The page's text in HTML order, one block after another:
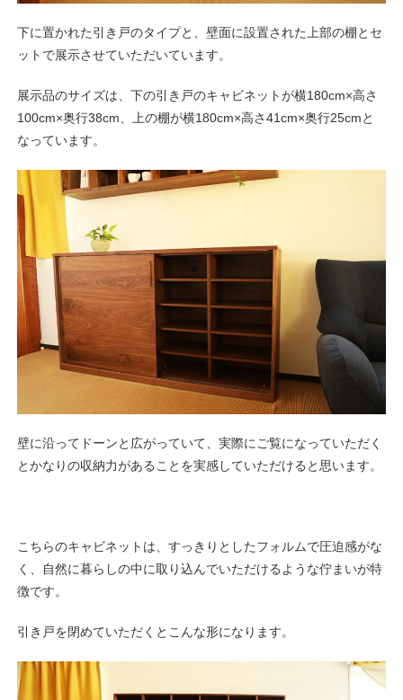
下に置かれた引き戸のタイプと、壁面に設置された上部の棚とセ
ットで展示させていただいています。
展示品のサイズは、下の引き戸のキャビネットが横180cm×高さ
100cm×奥行38cm、上の棚が横180cm×高さ41cm×奥行25cmと
なっています。
壁に沿ってドーンと広がっていて、実際にご覧になっていただく
とかなりの収納力があることを実感していただけると思います。
こちらのキャビネットは、すっきりとしたフォルムで圧迫感がな
く、自然に暮らしの中に取り込んでいただけるような佇まいが特
徴です。
引き戸を閉めていただくとこんな形になります。